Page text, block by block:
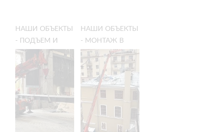
НАШИ ОБЪЕКТЫ
- ПОДЪЕМ И
ПЕРЕМЕЩЕНИЕ
ГРУЗОВ МИНИ-
КРАНОМ:
МОНТАЖ НА
ОБЪЕКТЕ В
МОСКВЕ
НАШИ ОБЪЕКТЫ
- МОНТАЖ В
ТЕСНОМ ДВОРЕ:
ПРОБРАЛИСЬ
ЧЕРЕЗ УЗКУЮ
АРКУ И
СДЕЛАЛИ
РАБОТУ